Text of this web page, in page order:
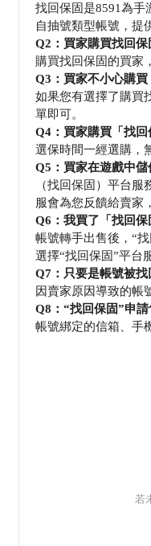
找回保固是8591為手
自抽號類型帳號，提
Q2：買家購買找回保
購買找回保固的買家
Q3：買家不小心購買
如果您有選擇了購買
單即可。
Q4：買家購買 「找回
選保時間一經選購，
Q5：買家在遊戲中
（找回保固）平台
服會為您反饋給賣家
Q6：我買了 「找回保
帳號轉手出售後，“
選擇“找回保固”平台
Q7：只要是帳號被找
因賣家原因導致的帳
Q8：“找回保固”申
帳號綁定的信箱、手
若